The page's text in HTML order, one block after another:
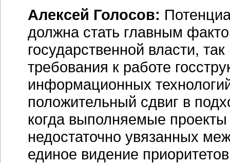
Алексей Голосов:
должна стать главным
государственной власти,
требования к работе
информационных
положительный сдвиг в
когда выполняемые
недостаточно увязанных
единое видение